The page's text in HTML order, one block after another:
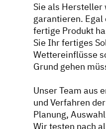
Sie als
garantieren.
fertige Produkt
Sie Ihr fertiges
Wettereinflüsse
Grund gehen
Unser Team aus
und Verfahren
Planung,
Wir testen nach